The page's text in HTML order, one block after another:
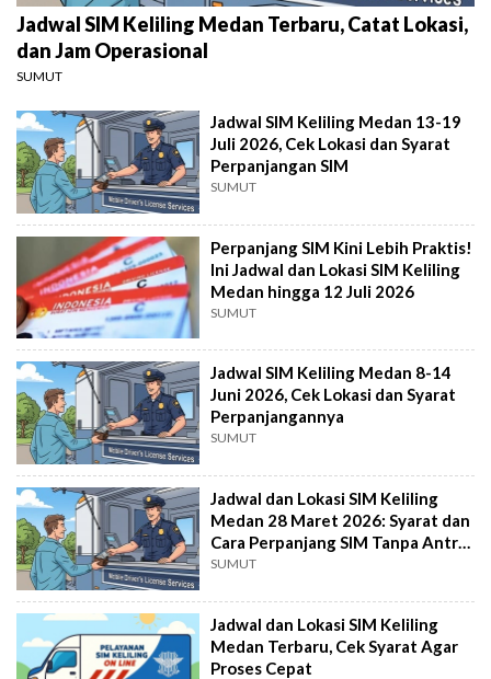
Jadwal SIM Keliling Medan Terbaru, Catat Lokasi,
dan Jam Operasional
SUMUT
Jadwal SIM Keliling Medan 13-19
Juli 2026, Cek Lokasi dan Syarat
Perpanjangan SIM
SUMUT
Perpanjang SIM Kini Lebih Praktis!
Ini Jadwal dan Lokasi SIM Keliling
Medan hingga 12 Juli 2026
SUMUT
Jadwal SIM Keliling Medan 8-14
Juni 2026, Cek Lokasi dan Syarat
Perpanjangannya
SUMUT
Jadwal dan Lokasi SIM Keliling
Medan 28 Maret 2026: Syarat dan
Cara Perpanjang SIM Tanpa Antre
Lama
SUMUT
Jadwal dan Lokasi SIM Keliling
Medan Terbaru, Cek Syarat Agar
Proses Cepat